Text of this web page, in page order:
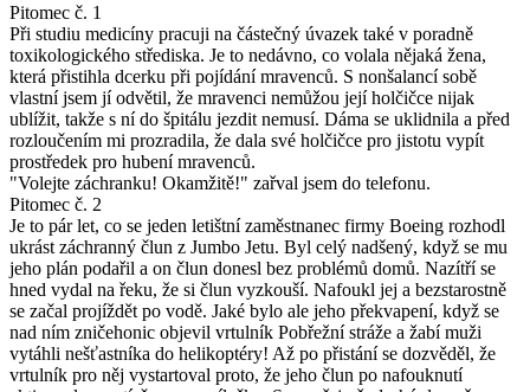
Pitomec č. 1
Při studiu medicíny pracuji na částečný úvazek také v poradně
toxikologického střediska. Je to nedávno, co volala nějaká žena,
která přistihla dcerku při pojídání mravenců. S nonšalancí sobě
vlastní jsem jí odvětil, že mravenci nemůžou její holčičce nijak
ublížit, takže s ní do špitálu jezdit nemusí. Dáma se uklidnila a před
rozloučením mi prozradila, že dala své holčičce pro jistotu vypít
prostředek pro hubení mravenců.
"Volejte záchranku! Okamžitě!" zařval jsem do telefonu.
Pitomec č. 2
Je to pár let, co se jeden letištní zaměstnanec firmy Boeing rozhodl
ukrást záchranný člun z Jumbo Jetu. Byl celý nadšený, když se mu
jeho plán podařil a on člun donesl bez problémů domů. Nazítří se
hned vydal na řeku, že si člun vyzkouší. Nafoukl jej a bezstarostně
se začal projíždět po vodě. Jaké bylo ale jeho překvapení, když se
nad ním zničehonic objevil vrtulník Pobřežní stráže a žabí muži
vytáhli nešťastníka do helikoptéry! Až po přistání se dozvěděl, že
vrtulník pro něj vystartoval proto, že jeho člun po nafouknutí